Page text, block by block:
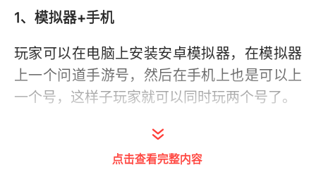
1、模拟器+手机
玩家可以在电脑上安装安卓模拟器，在模拟器
上一个问道手游号，然后在手机上也是可以上
一个号，这样子玩家就可以同时玩两个号了。
玩家在使用模拟器的时候，都是会多开的，但
点击查看完整内容